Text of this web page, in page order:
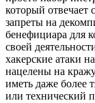
который
запреты на
бенефициара для
своей
хакерские атаки
нацелены на
иметь даже более
или технический